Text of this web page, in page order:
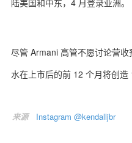
陆美国和中东，4 月登录亚洲。
尽管 Armani 高管不愿讨论营
水在上市后的前 12 个月将创造
来源 Instagram @kendalljbr